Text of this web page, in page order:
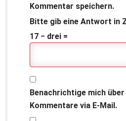
Kommentar speichern.
Bitte gib eine Antwort in
17 − drei =
Benachrichtige mich
Kommentare via E-Mail.